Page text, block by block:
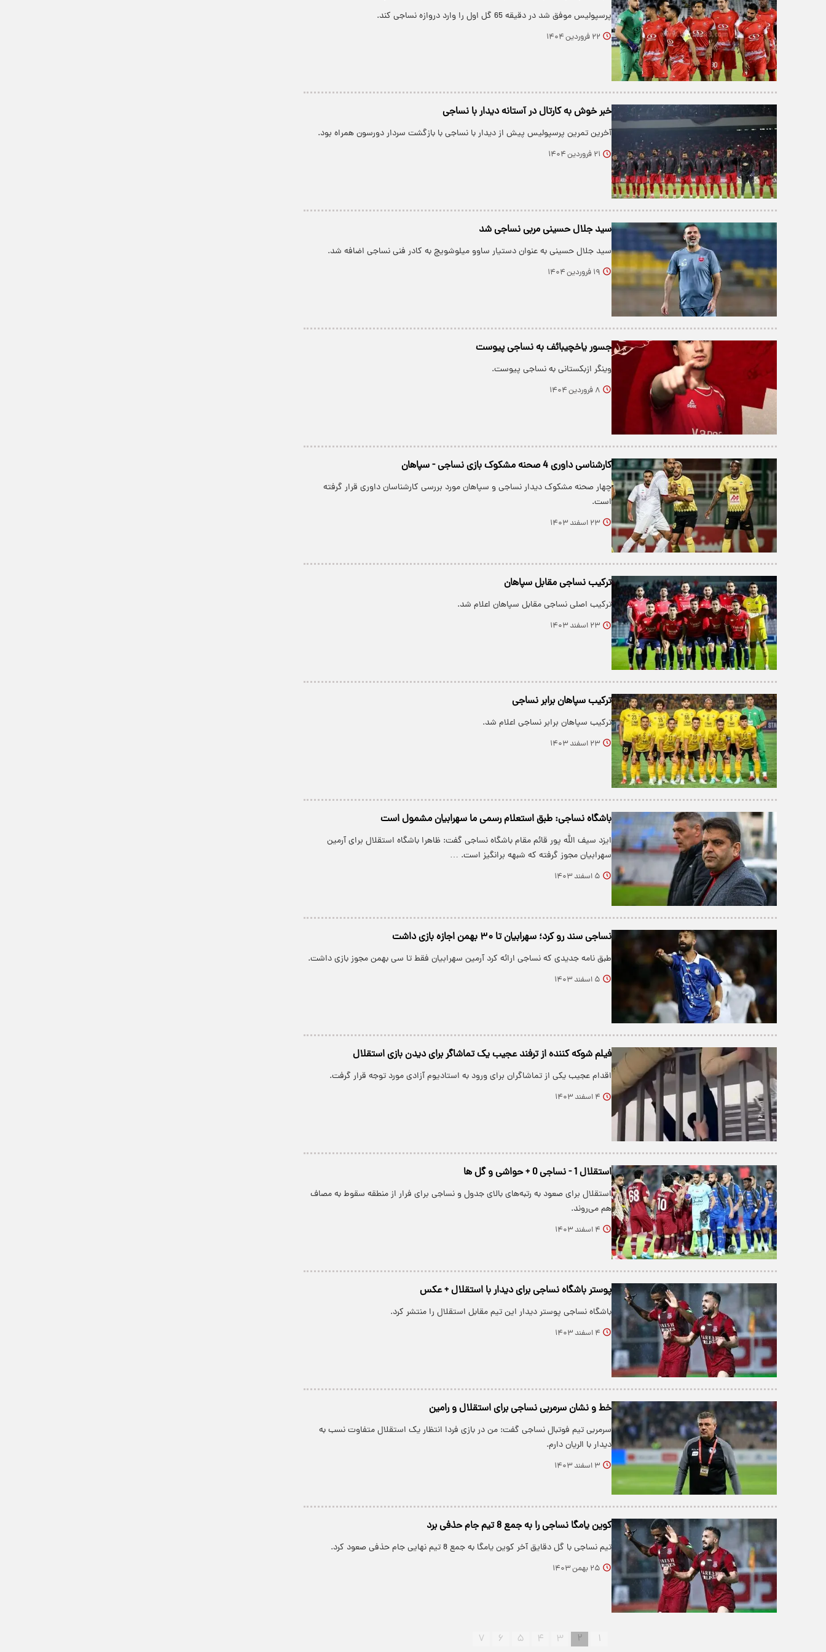
پرسپولیس موفق شد در دقیقه 65 گل اول را وارد دروازه نساجی کند.
۲۲ فروردین ۱۴۰۴
خبر خوش به کارتال در آستانه دیدار با نساجی
آخرین تمرین پرسپولیس پیش از دیدار با نساجی با بازگشت سردار دورسون همراه بود.
۲۱ فروردین ۱۴۰۴
سید جلال حسینی مربی نساجی شد
سید جلال حسینی به عنوان دستیار ساوو میلوشویچ به کادر فنی نساجی اضافه شد.
۱۹ فروردین ۱۴۰۴
جسور یاخچیبائف به نساجی پیوست
وینگر ازبکستانی به نساجی پیوست.
۸ فروردین ۱۴۰۴
کارشناسی داوری 4 صحنه مشکوک بازی نساجی - سپاهان
چهار صحنه مشکوک دیدار نساجی و سپاهان مورد بررسی کارشناسان داوری قرار گرفته
است.
۲۳ اسفند ۱۴۰۳
ترکیب نساجی مقابل سپاهان
ترکیب اصلی نساجی مقابل سپاهان اعلام شد.
۲۳ اسفند ۱۴۰۳
ترکیب سپاهان برابر نساجی
ترکیب سپاهان برابر نساجی اعلام شد.
۲۳ اسفند ۱۴۰۳
باشگاه نساجی: طبق استعلام رسمی ما سهرابیان مشمول است
ایزد سیف الله پور قائم مقام باشگاه نساجی گفت: ظاهرا باشگاه استقلال برای آرمین
سهرابیان مجوز گرفته که شبهه برانگیز است. …
۵ اسفند ۱۴۰۳
نساجی سند رو کرد؛ سهرابیان تا ۳۰ بهمن اجازه بازی داشت
طبق نامه جدیدی که نساجی ارائه کرد آرمین سهرابیان فقط تا سی بهمن مجوز بازی داشت.
۵ اسفند ۱۴۰۳
فیلم شوکه کننده از ترفند عجیب یک تماشاگر برای دیدن بازی استقلال
اقدام عجیب یکی از تماشاگران برای ورود به استادیوم آزادی مورد توجه قرار گرفت.
۴ اسفند ۱۴۰۳
استقلال 1 - نساجی 0 + حواشی و گل ها
استقلال برای صعود به رتبه‌های بالای جدول و نساجی برای فرار از منطقه سقوط به مصاف
هم می‌روند.
۴ اسفند ۱۴۰۳
پوستر باشگاه نساجی برای دیدار با استقلال + عکس
باشگاه نساجی پوستر دیدار این تیم مقابل استقلال را منتشر کرد.
۴ اسفند ۱۴۰۳
خط و نشان سرمربی نساجی برای استقلال و رامین
سرمربی تیم فوتبال نساجی گفت: من در بازی فردا انتظار یک استقلال متفاوت نسب به
دیدار با الریان دارم.
۳ اسفند ۱۴۰۳
کوین یامگا نساجی را به جمع 8 تیم جام حذفی برد
تیم نساجی با گل دقایق آخر کوین یامگا به جمع 8 تیم نهایی جام حذفی صعود کرد.
۲۵ بهمن ۱۴۰۳
۱ ۲ ۳ ۴ ۵ ۶ ۷